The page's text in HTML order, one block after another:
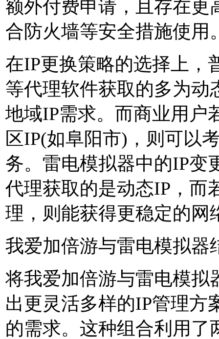
额外付费申请，且存在更
合防火墙等安全措施使用
在IP更换策略的选择上，
等代理软件获取的多为动
地域IP需求。而商业用户
区IP(如阜阳市)，则可以
务。雷电模拟器中的IP变
代理获取的是动态IP，而
理，则能获得更稳定的网
我爱加倍游与雷电模拟器
将我爱加倍游与雷电模拟
出更灵活多样的IP管理方
的需求。这种组合利用了